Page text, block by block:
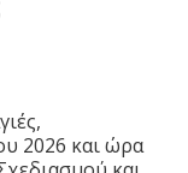
2026 και ώρα